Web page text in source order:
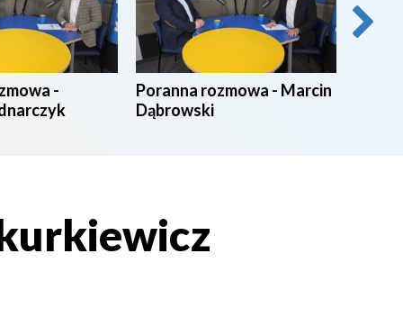
-
Poranna rozmowa - Marcin
Dąbrowski